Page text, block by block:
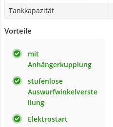
Tankkapazität
Vorteile
mit
Anhängerkupplung
stufenlose
Auswurfwinkelverste
llung
Elektrostart